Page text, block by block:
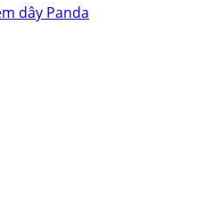
dây Panda